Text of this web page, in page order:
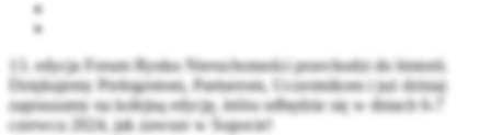
13. edycja Forum Rynku Nieruchomości przechodzi do historii.
Dziękujemy Prelegentom, Partnerom, Uczestnikom i już dzisiaj
zapraszamy na kolejną edycję, która odbędzie się w dniach 6-7
czerwca 2024, jak zawsze w Sopocie!